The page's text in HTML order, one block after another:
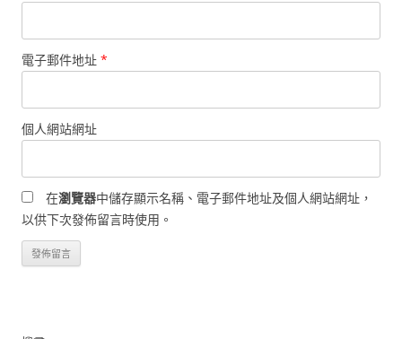
電子郵件地址 *
個人網站網址
在瀏覽器中儲存顯示名稱、電子郵件地址及個人網站網址，
以供下次發佈留言時使用。